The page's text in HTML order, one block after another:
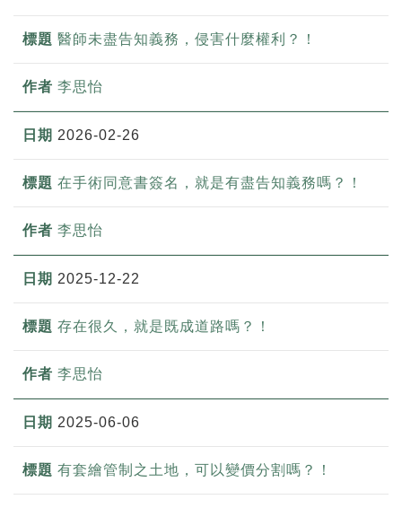
醫師未盡告知義務，侵害什麼權利？！
李思怡
2026-02-26
在手術同意書簽名，就是有盡告知義務嗎？！
李思怡
2025-12-22
存在很久，就是既成道路嗎？！
李思怡
2025-06-06
有套繪管制之土地，可以變價分割嗎？！